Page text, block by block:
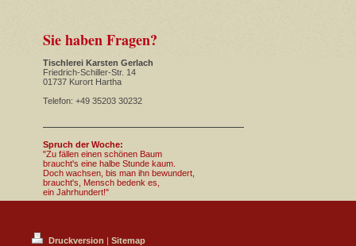
Sie haben Fragen?
Tischlerei Karsten Gerlach
Friedrich-Schiller-Str. 14
01737 Kurort Hartha
Telefon: +49 35203 30232
Spruch der Woche:
"Zu fällen einen schönen Baum
braucht's eine halbe Stunde kaum.
Doch wachsen, bis man ihn bewundert,
braucht's, Mensch bedenk es,
ein Jahrhundert!"
Druckversion | Sitemap